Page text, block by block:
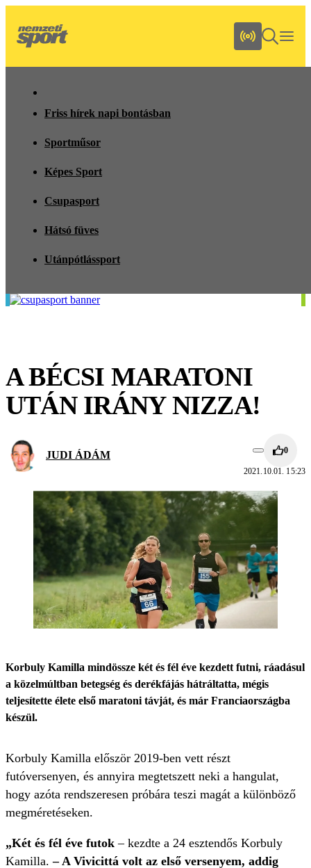
Friss hírek napi bontásban
Sportműsor
Képes Sport
Csupasport
Hátsó füves
Utánpótlássport
A BÉCSI MARATONI
UTÁN IRÁNY NIZZA!
JUDI ÁDÁM 0
2021.10.01. 15:23
Korbuly Kamilla mindössze két és fél éve kezdett futni, ráadásul
a közelmúltban betegség és derékfájás hátráltatta, mégis
teljesítette élete első maratoni távját, és már Franciaországba
készül.
Korbuly Kamilla először 2019-ben vett részt
futóversenyen, és annyira megtetszett neki a hangulat,
hogy azóta rendszeresen próbára teszi magát a különböző
megméretéseken.
„Két és fél éve futok – kezdte a 24 esztendős Korbuly
Kamilla.– A Vivicittá volt az első versenyem, addig